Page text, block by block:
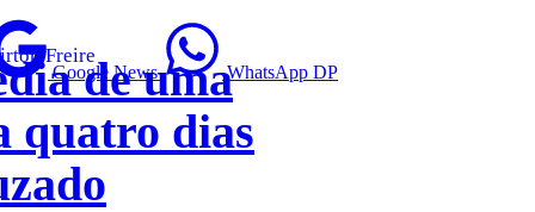
Google News WhatsApp DP
de uma
quatro dias
Freire